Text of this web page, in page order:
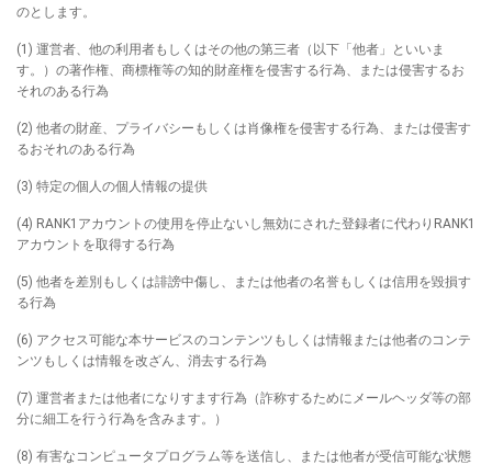
のとします。
(1) 運営者、他の利用者もしくはその他の第三者（以下「他者」といいま
す。）の著作権、商標権等の知的財産権を侵害する行為、または侵害するお
それのある行為
(2) 他者の財産、プライバシーもしくは肖像権を侵害する行為、または侵害す
るおそれのある行為
(3) 特定の個人の個人情報の提供
(4) RANK1アカウントの使用を停止ないし無効にされた登録者に代わりRANK1
アカウントを取得する行為
(5) 他者を差別もしくは誹謗中傷し、または他者の名誉もしくは信用を毀損す
る行為
(6) アクセス可能な本サービスのコンテンツもしくは情報または他者のコンテ
ンツもしくは情報を改ざん、消去する行為
(7) 運営者または他者になりすます行為（詐称するためにメールヘッダ等の部
分に細工を行う行為を含みます。）
(8) 有害なコンピュータプログラム等を送信し、または他者が受信可能な状態